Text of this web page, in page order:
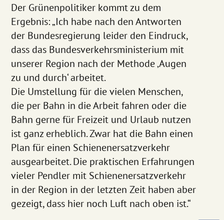
Der Grünenpolitiker kommt zu dem
Ergebnis: „Ich habe nach den Antworten
der Bundesregierung leider den Eindruck,
dass das Bundesverkehrsministerium mit
unserer Region nach der Methode ‚Augen
zu und durch‘ arbeitet.
Die Umstellung für die vielen Menschen,
die per Bahn in die Arbeit fahren oder die
Bahn gerne für Freizeit und Urlaub nutzen
ist ganz erheblich. Zwar hat die Bahn einen
Plan für einen Schienenersatzverkehr
ausgearbeitet. Die praktischen Erfahrungen
vieler Pendler mit Schienenersatzverkehr
in der Region in der letzten Zeit haben aber
gezeigt, dass hier noch Luft nach oben ist.“